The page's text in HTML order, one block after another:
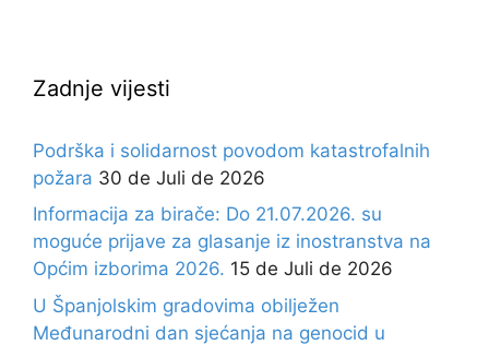
Zadnje vijesti
Podrška i solidarnost povodom katastrofalnih
požara 30 de Juli de 2026
Informacija za birače: Do 21.07.2026. su
moguće prijave za glasanje iz inostranstva na
Općim izborima 2026. 15 de Juli de 2026
U Španjolskim gradovima obilježen
Međunarodni dan sjećanja na genocid u